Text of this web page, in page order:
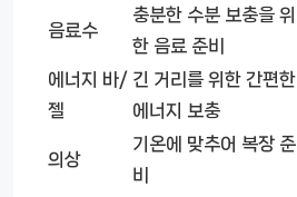
음료수
충분한 수분 보충을 위
한 음료 준비
에너지 바/
젤
긴 거리를 위한 간편한
에너지 보충
의상
기온에 맞추어 복장 준
비